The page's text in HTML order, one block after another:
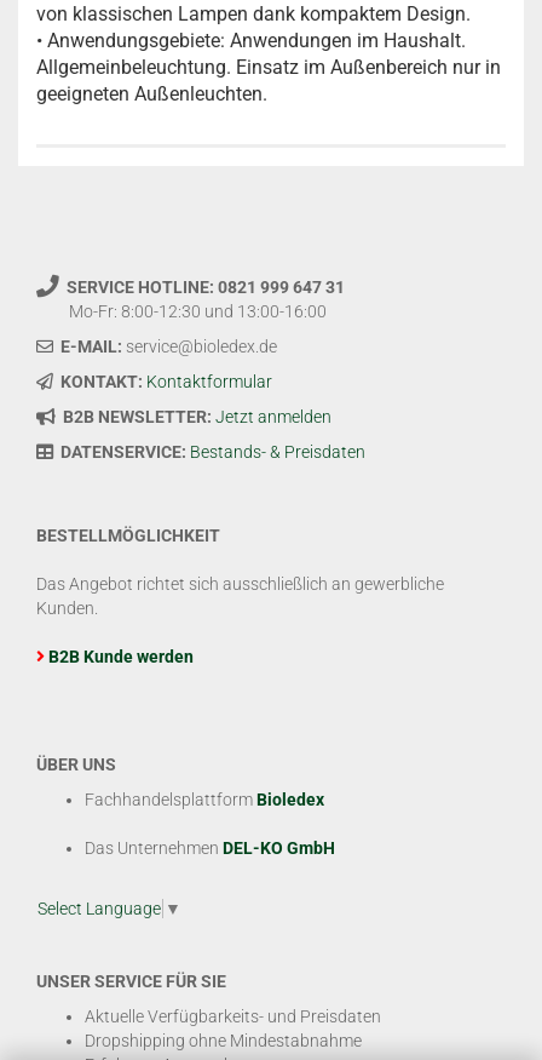
von klassischen Lampen dank kompaktem Design.
• Anwendungsgebiete: Anwendungen im Haushalt.
Allgemeinbeleuchtung. Einsatz im Außenbereich nur in
geeigneten Außenleuchten.
SERVICE HOTLINE: 0821 999 647 31
Mo-Fr: 8:00-12:30 und 13:00-16:00
E-MAIL: service@bioledex.de
KONTAKT: Kontaktformular
B2B NEWSLETTER: Jetzt anmelden
DATENSERVICE: Bestands- & Preisdaten
BESTELLMÖGLICHKEIT
Das Angebot richtet sich ausschließlich an gewerbliche
Kunden.
B2B Kunde werden
ÜBER UNS
FachhandelsplattformBioledex
Das Unternehmen DEL-KO GmbH
Select Language ▼
UNSER SERVICE FÜR SIE
Aktuelle Verfügbarkeits- und Preisdaten
Dropshipping ohne Mindestabnahme